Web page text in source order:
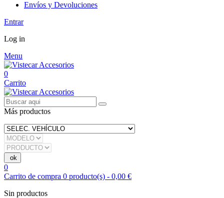
Envíos y Devoluciones
Entrar
Log in
Menu
0
Carrito
Más productos
0
Carrito de compra 0 producto(s) - 0,00 €
Sin productos